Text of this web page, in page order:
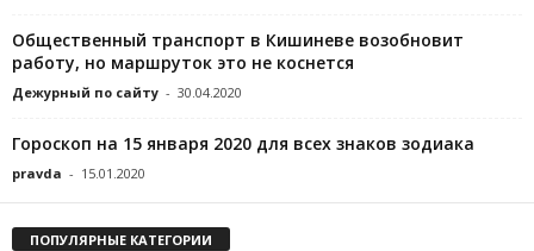
Общественный транспорт в Кишиневе возобновит
работу, но маршруток это не коснется
Дежурный по сайту - 30.04.2020
Гороскоп на 15 января 2020 для всех знаков зодиака
pravda - 15.01.2020
ПОПУЛЯРНЫЕ КАТЕГОРИИ